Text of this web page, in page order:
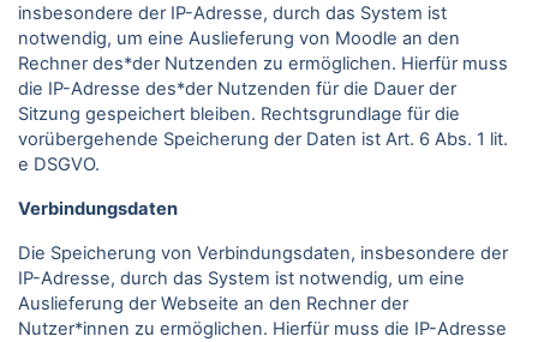
insbesondere der IP-Adresse, durch das System ist
notwendig, um eine Auslieferung von Moodle an den
Rechner des*der Nutzenden zu ermöglichen. Hierfür muss
die IP-Adresse des*der Nutzenden für die Dauer der
Sitzung gespeichert bleiben. Rechtsgrundlage für die
vorübergehende Speicherung der Daten ist Art. 6 Abs. 1 lit.
e DSGVO.
Verbindungsdaten
Die Speicherung von Verbindungsdaten, insbesondere der
IP-Adresse, durch das System ist notwendig, um eine
Auslieferung der Webseite an den Rechner der
Nutzer*innen zu ermöglichen. Hierfür muss die IP-Adresse